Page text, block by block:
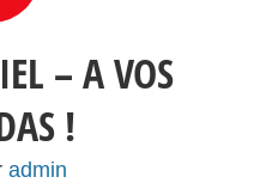
– A VOS
!
admin